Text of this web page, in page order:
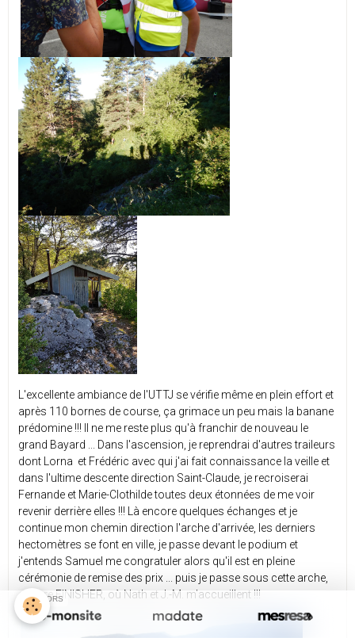
L'excellente ambiance de l'UTTJ se vérifie même en plein effort et
après 110 bornes de course, ça grimace un peu mais la banane
prédomine !!! Il ne me reste plus qu'à franchir de nouveau le
grand Bayard ... Dans l'ascension, je reprendrai d'autres traileurs
dont Lorna et Frédéric avec qui j'ai fait connaissance la veille et
dans l'ultime descente direction Saint-Claude, je recroiserai
Fernande et Marie-Clothilde toutes deux étonnées de me voir
revenir derrière elles !!! Là encore quelques échanges et je
continue mon chemin direction l'arche d'arrivée, les derniers
hectomètres se font en ville, je passe devant le podium et
j'entends Samuel me congratuler alors qu'il est en pleine
cérémonie de remise des prix ... puis je passe sous cette arche,
encore FINISHER, où Nath et J.-M. m'accueillent !!!
SPONSORS